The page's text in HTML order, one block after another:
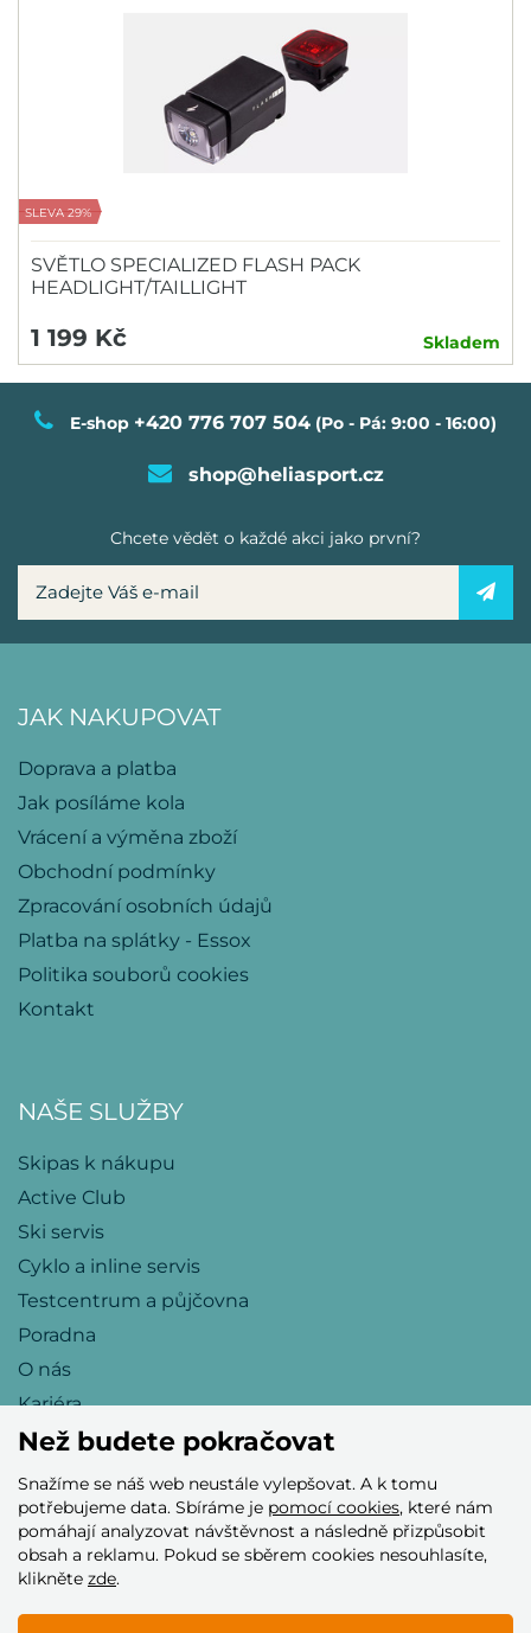
SLEVA 29%
SVĚTLO SPECIALIZED FLASH PACK
HEADLIGHT/TAILLIGHT
1 199 Kč Skladem
E-shop +420 776 707 504 (Po - Pá: 9:00 - 16:00)
shop@heliasport.cz
Chcete vědět o každé akci jako první?
JAK NAKUPOVAT
Doprava a platba
Jak posíláme kola
Vrácení a výměna zboží
Obchodní podmínky
Zpracování osobních údajů
Platba na splátky - Essox
Politika souborů cookies
Kontakt
NAŠE SLUŽBY
Skipas k nákupu
Active Club
Ski servis
Cyklo a inline servis
Testcentrum a půjčovna
Poradna
O nás
Kariéra
Přijímáme tyto platební karty
Než budete pokračovat
Snažíme se náš web neustále vylepšovat. A k tomu
potřebujeme data. Sbíráme je pomocí cookies, které nám
pomáhají analyzovat návštěvnost a následně přizpůsobit
obsah a reklamu. Pokud se sběrem cookies nesouhlasíte,
klikněte zde.